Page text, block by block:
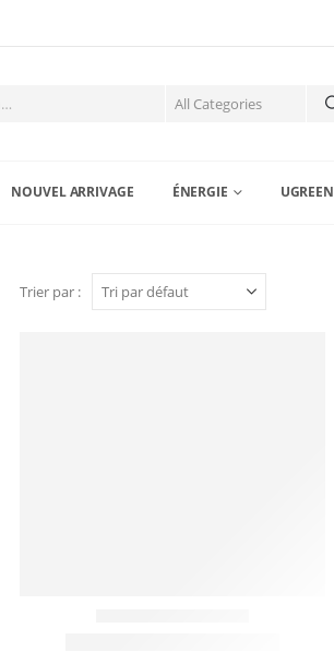
NOUVEL ARRIVAGE ÉNERGIE UGREEN
Trier par :